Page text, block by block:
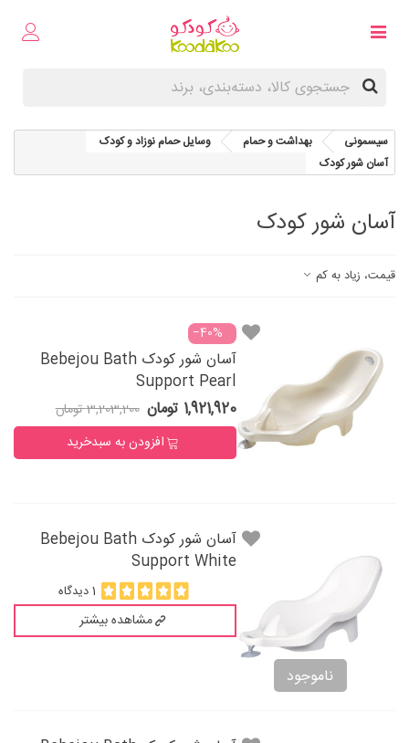
سیسمونی بهداشت و حمام
وسایل حمام نوزاد و کودک
آسان شور کودک
آسان شور کودک
قیمت، زیاد به کم
‎−40%
آسان شور کودک Bebejou Bath
Support Pearl
1,921,920 تومان
3,203,200 تومان
افزودن به سبدخرید
ناموجود
آسان شور کودک Bebejou Bath
Support White
1 دیدگاه
مشاهده بیشتر